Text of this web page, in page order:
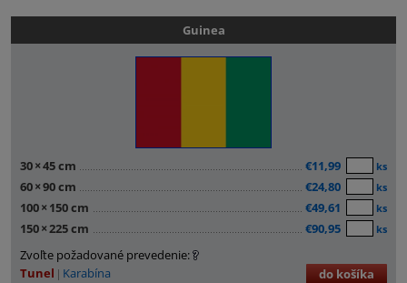
Guinea
30×45 cm €11,99 ks
60×90 cm €24,80 ks
100× 150 cm €49,61 ks
150×225 cm €90,95 ks
Zvoľte požadované prevedenie:
Tunel
Karabína do košíka